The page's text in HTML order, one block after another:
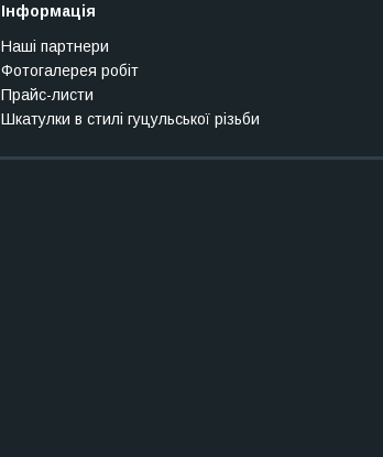
Інформація
Наші партнери
Фотогалерея робіт
Прайс-листи
Шкатулки в стилі гуцульської різьби